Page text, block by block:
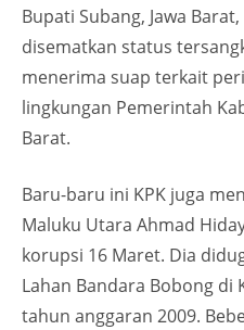
Bupati Subang, Jawa
disematkan status
menerima suap terkait
lingkungan Pemerintah
Barat.
Baru-baru ini KPK juga
Maluku Utara Ahmad
korupsi 16 Maret. Dia
Lahan Bandara Bobong di
tahun anggaran 2009.